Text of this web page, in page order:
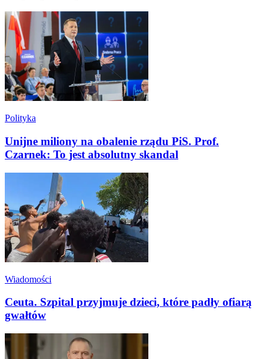
Polityka
Unijne miliony na obalenie rządu PiS. Prof.
Czarnek: To jest absolutny skandal
Wiadomości
Ceuta. Szpital przyjmuje dzieci, które padły ofiarą
gwałtów